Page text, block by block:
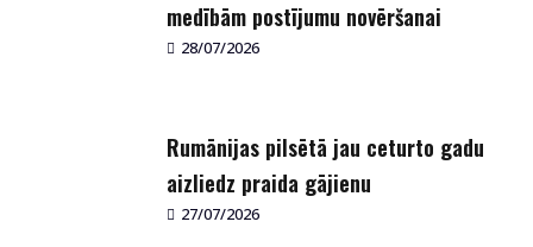
medībām postījumu novēršanai
28/07/2026
Rumānijas pilsētā jau ceturto gadu
aizliedz praida gājienu
27/07/2026